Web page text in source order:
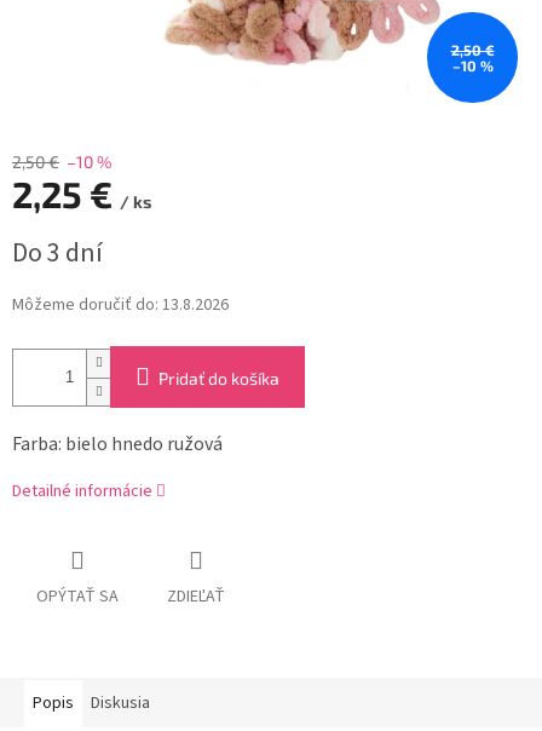
2,50 €
–10 %
2,50 € –10 %
2,25 € / ks
cena:
Do 3 dní
Môžeme doručiť do: 13.8.2026
Pridať do košíka
Farba: bielo hnedo ružová
Detailné informácie
OPÝTAŤ SA ZDIEĽAŤ
Popis Diskusia